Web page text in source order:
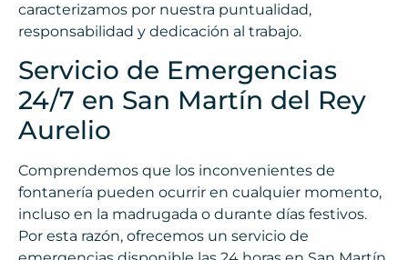
caracterizamos por nuestra puntualidad,
responsabilidad y dedicación al trabajo.
Servicio de Emergencias
24/7 en San Martín del Rey
Aurelio
Comprendemos que los inconvenientes de
fontanería pueden ocurrir en cualquier momento,
incluso en la madrugada o durante días festivos.
Por esta razón, ofrecemos un servicio de